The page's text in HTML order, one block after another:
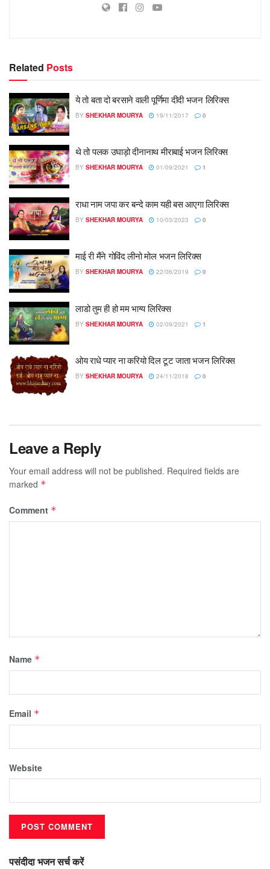
Related Posts
ये तो बता दो बरसाने वाली पूर्णिमा दीदी भजन लिरिक्स
BY SHEKHAR MOURYA 19/11/2017 0
थे तो पलक उघाड़ो दीनानाथ मीराबाई भजन लिरिक्स
BY SHEKHAR MOURYA 01/09/2021 1
राधा नाम जपा कर बन्दे काम यही बस आएगा लिरिक्स
BY SHEKHAR MOURYA 10/03/2023 0
माई री मैंने गोविंद लीनो मोल भजन लिरिक्स
BY SHEKHAR MOURYA 22/06/2019 0
लाडो तुम ही हो मम भाग्य लिरिक्स
BY SHEKHAR MOURYA 02/09/2021 1
ओय राधे प्यार ना करियो दिल टूट जाता भजन लिरिक्स
BY SHEKHAR MOURYA 24/11/2018 0
Leave a Reply
Your email address will not be published. Required fields are
marked *
Comment *
Name *
Email *
Website
पसंदीदा भजन सर्च करें